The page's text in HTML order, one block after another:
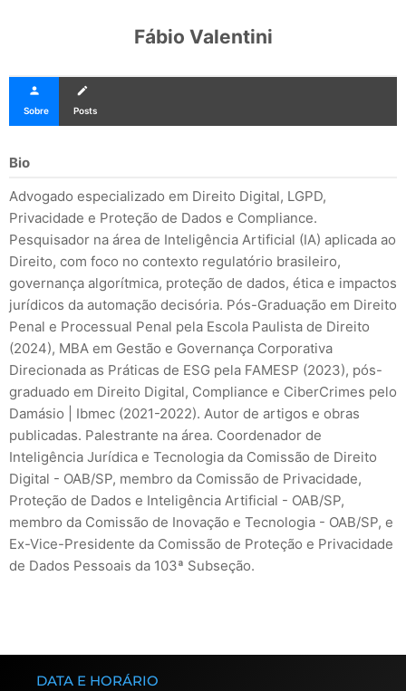
Fábio Valentini
person
Sobre
create
Posts
Bio
Advogado especializado em Direito Digital, LGPD,
Privacidade e Proteção de Dados e Compliance.
Pesquisador na área de Inteligência Artificial (IA) aplicada ao
Direito, com foco no contexto regulatório brasileiro,
governança algorítmica, proteção de dados, ética e impactos
jurídicos da automação decisória. Pós-Graduação em Direito
Penal e Processual Penal pela Escola Paulista de Direito
(2024), MBA em Gestão e Governança Corporativa
Direcionada as Práticas de ESG pela FAMESP (2023), pós-
graduado em Direito Digital, Compliance e CiberCrimes pelo
Damásio | Ibmec (2021-2022). Autor de artigos e obras
publicadas. Palestrante na área. Coordenador de
Inteligência Jurídica e Tecnologia da Comissão de Direito
Digital - OAB/SP, membro da Comissão de Privacidade,
Proteção de Dados e Inteligência Artificial - OAB/SP,
membro da Comissão de Inovação e Tecnologia - OAB/SP, e
Ex-Vice-Presidente da Comissão de Proteção e Privacidade
de Dados Pessoais da 103ª Subseção.
DATA E HORÁRIO